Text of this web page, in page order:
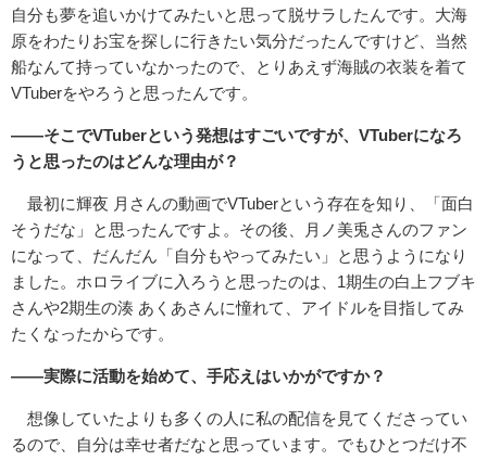
自分も夢を追いかけてみたいと思って脱サラしたんです。大海
原をわたりお宝を探しに行きたい気分だったんですけど、当然
船なんて持っていなかったので、とりあえず海賊の衣装を着て
VTuberをやろうと思ったんです。
――そこでVTuberという発想はすごいですが、VTuberになろ
うと思ったのはどんな理由が？
最初に輝夜 月さんの動画でVTuberという存在を知り、「面白
そうだな」と思ったんですよ。その後、月ノ美兎さんのファン
になって、だんだん「自分もやってみたい」と思うようになり
ました。ホロライブに入ろうと思ったのは、1期生の白上フブキ
さんや2期生の湊 あくあさんに憧れて、アイドルを目指してみ
たくなったからです。
――実際に活動を始めて、手応えはいかがですか？
想像していたよりも多くの人に私の配信を見てくださってい
るので、自分は幸せ者だなと思っています。でもひとつだけ不